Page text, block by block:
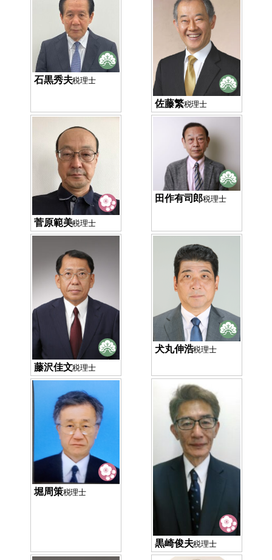
石黒秀夫税理士
佐藤繁税理士
菅原範美税理士
田作有司郎税理士
藤沢佳文税理士
犬丸伸浩税理士
堀周策税理士
黒崎俊夫税理士